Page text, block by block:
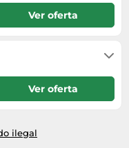
Ver oferta
Ver oferta
ilegal